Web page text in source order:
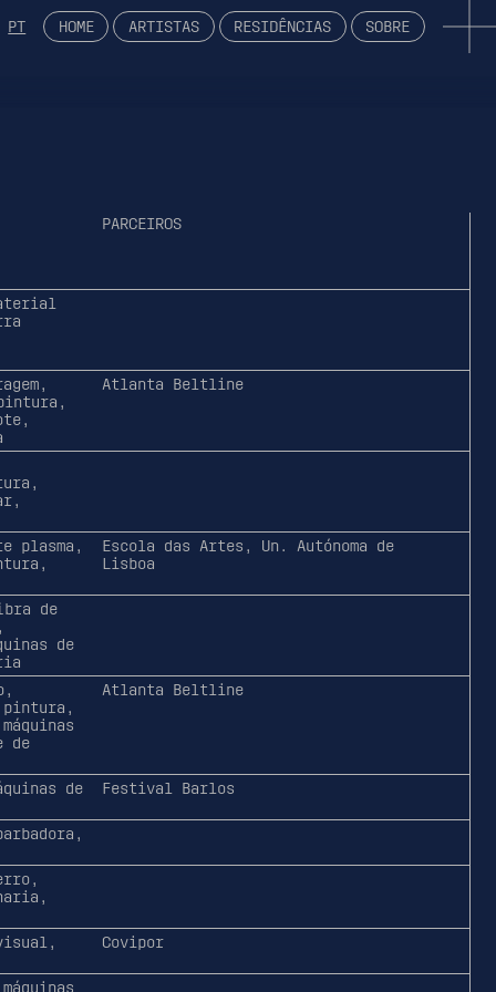
PT HOME ARTISTAS RESIDÊNCIAS SOBRE
PARCEIROS
Atlanta Beltline
plasma,
Escola das Artes, Un. Autónoma de
Lisboa
de
de
pintura,
de
Atlanta Beltline
de Festival Barlos
Covipor